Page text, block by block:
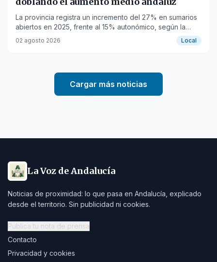
La provincia registra un incremento del 27% en sumarios
abiertos en 2025, frente al 15% autonómico, según la
Memoria de la Fiscalía.
02 agosto 2026 Local
Cargar más noticias
La Voz de Andalucía
Noticias de proximidad: lo que pasa en Andalucía, explicado
desde el territorio. Sin publicidad ni cookies.
Publica tu nota de prensa
Contacto
Privacidad y cookies